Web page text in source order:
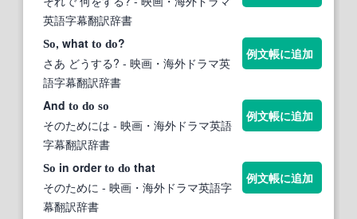
英語字幕翻訳辞書
So, what to do?
さあ どうする? - 映画・海外ドラマ英
語字幕翻訳辞書
例文帳に追加
And to do so
そのためには - 映画・海外ドラマ英語
字幕翻訳辞書
例文帳に追加
So in orderto do that
そのために - 映画・海外ドラマ英語字
幕翻訳辞書
例文帳に追加